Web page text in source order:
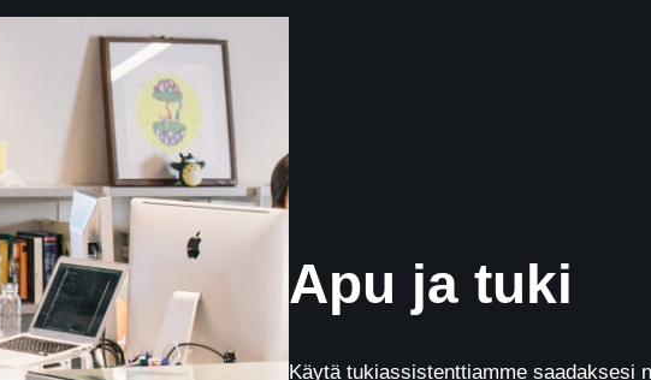
Apu ja tuki
Käytä tukiassistenttiamme saadaksesi